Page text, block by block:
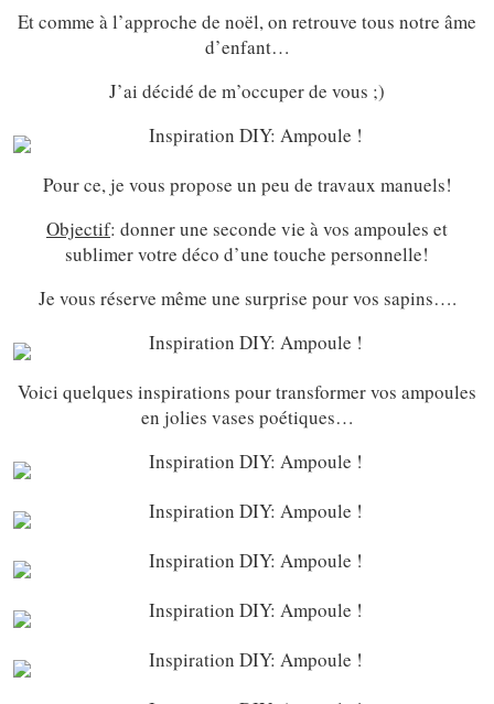
Et comme à l’approche de noël, on retrouve tous notre âme
d’enfant…
J’ai décidé de m’occuper de vous ;)
Pour ce, je vous propose un peu de travaux manuels!
Objectif: donner une seconde vie à vos ampoules et
sublimer votre déco d’une touche personnelle!
Je vous réserve même une surprise pour vos sapins….
Voici quelques inspirations pour transformer vos ampoules
en jolies vases poétiques…